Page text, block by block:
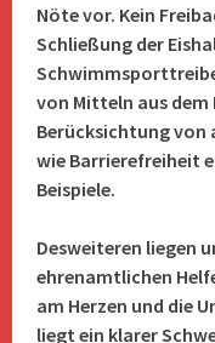
Nöte vor. Kein
Schließung der
von Mitteln aus
Berücksichtung
wie Barrierefreiheit
Beispiele.
Desweiteren liegen
ehrenamtlichen
am Herzen und die
liegt ein klarer